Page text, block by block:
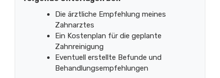
Die ärztliche Empfehlung meines
Zahnarztes
Ein Kostenplan für die geplante
Zahnreinigung
Eventuell erstellte Befunde und
Behandlungsempfehlungen